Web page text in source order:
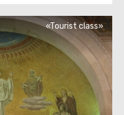
«Tourist class»